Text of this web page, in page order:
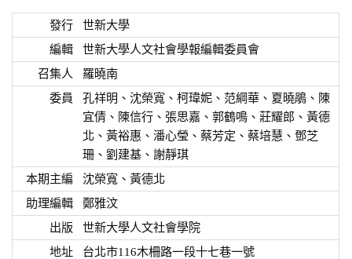
發行
世新大學
編輯
世新大學人文社會學報編輯委員會
召集人
羅曉南
委員
孔祥明、沈榮寬、柯瑋妮、范綱華、夏曉鵑、陳
宜倩、陳信行、張思嘉、郭鶴鳴、莊耀郎、黃德
北、黃裕惠、潘心瑩、蔡芳定、蔡培慧、鄧芝
珊、劉建基、謝靜琪
本期主編
沈榮寬、黃德北
助理編輯
鄭雅汶
出版
世新大學人文社會學院
地址
台北市116木柵路一段十七巷一號